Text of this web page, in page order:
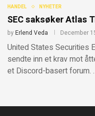
HANDEL NYHETER
SEC saksøker Atlas
byErlend Veda December
United States Securities
sendte inn et krav mot
et Discord-basert forum.